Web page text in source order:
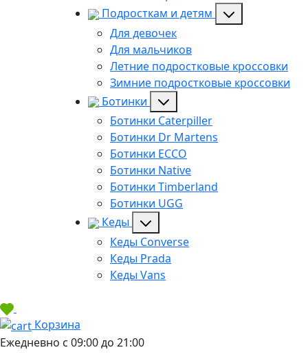
Подросткам и детям
Для девочек
Для мальчиков
Летние подростковые кроссовки
Зимние подростковые кроссовки
Ботинки
Ботинки Caterpiller
Ботинки Dr Martens
Ботинки ECCO
Ботинки Native
Ботинки Timberland
Ботинки UGG
Кеды
Кеды Converse
Кеды Prada
Кеды Vans
Корзина
Ежедневно с 09:00 до 21:00